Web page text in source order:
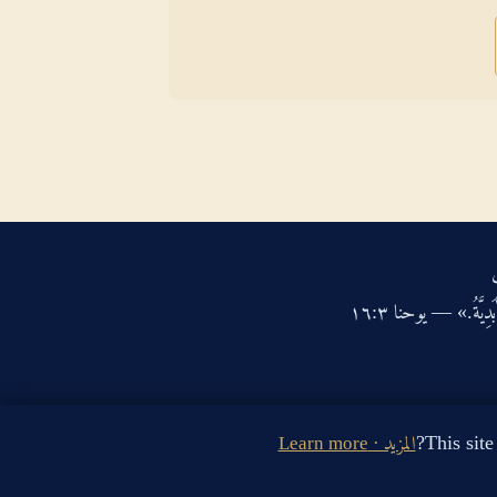
— يوحنا ‏٣‏:‏١٦‏
المزيد · Learn more